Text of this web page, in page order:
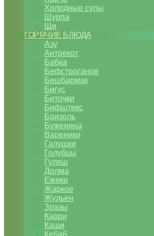
Холодные супы
Шурпа
Щи
ГОРЯЧИЕ БЛЮДА
Азу
Антрекот
Бабка
Бефстроганов
Бешбармак
Бигус
Биточки
Бифштекс
Бризоль
Буженина
Вареники
Галушки
Голубцы
Гуляш
Долма
Ежики
Жаркое
Жульен
Зразы
Карри
Каши
Кебаб